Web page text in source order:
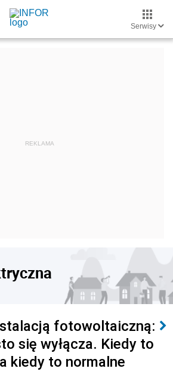
Serwisy
fotowoltaiczną:
się wyłącza. Kiedy to
kiedy to normalne